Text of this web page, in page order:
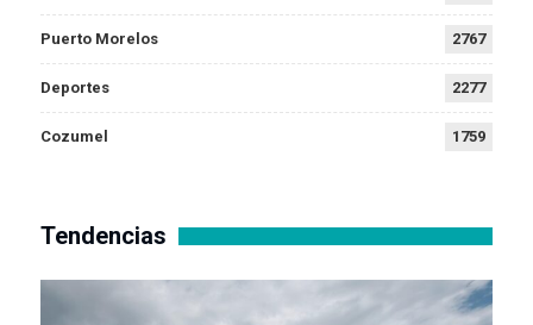
Puerto Morelos 2767
Deportes 2277
Cozumel 1759
Tendencias